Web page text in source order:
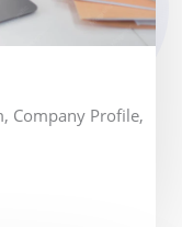
Company Profile,